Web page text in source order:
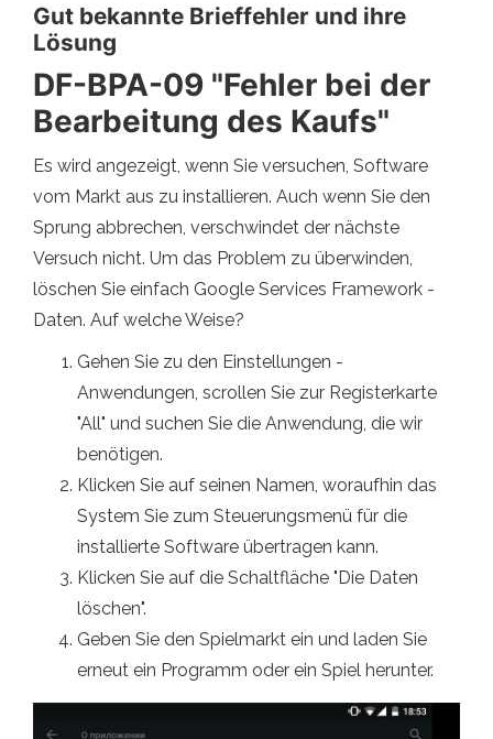
Gut bekannte Brieffehler und ihre
Lösung
DF-BPA-09 "Fehler bei der
Bearbeitung des Kaufs"
Es wird angezeigt, wenn Sie versuchen, Software
vom Markt aus zu installieren. Auch wenn Sie den
Sprung abbrechen, verschwindet der nächste
Versuch nicht. Um das Problem zu überwinden,
löschen Sie einfach Google Services Framework -
Daten. Auf welche Weise?
Gehen Sie zu den Einstellungen -
Anwendungen, scrollen Sie zur Registerkarte
"All" und suchen Sie die Anwendung, die wir
benötigen.
Klicken Sie auf seinen Namen, woraufhin das
System Sie zum Steuerungsmenü für die
installierte Software übertragen kann.
Klicken Sie auf die Schaltfläche "Die Daten
löschen".
Geben Sie den Spielmarkt ein und laden Sie
erneut ein Programm oder ein Spiel herunter.